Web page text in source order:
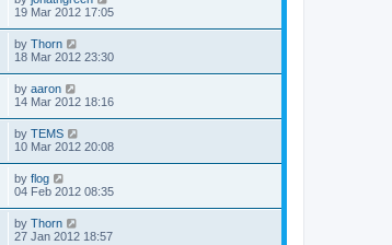
19 Mar 2012 17:05
by Thorn
18 Mar 2012 23:30
by aaron
14 Mar 2012 18:16
by TEMS
10 Mar 2012 20:08
by flog
04 Feb 2012 08:35
by Thorn
27 Jan 2012 18:57